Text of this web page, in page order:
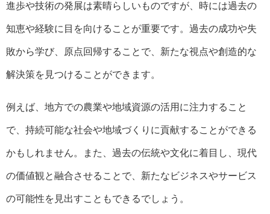
進歩や技術の発展は素晴らしいものですが、時には過去の
知恵や経験に目を向けることが重要です。過去の成功や失
敗から学び、原点回帰することで、新たな視点や創造的な
解決策を見つけることができます。
例えば、地方での農業や地域資源の活用に注力すること
で、持続可能な社会や地域づくりに貢献することができる
かもしれません。また、過去の伝統や文化に着目し、現代
の価値観と融合させることで、新たなビジネスやサービス
の可能性を見出すこともできるでしょう。